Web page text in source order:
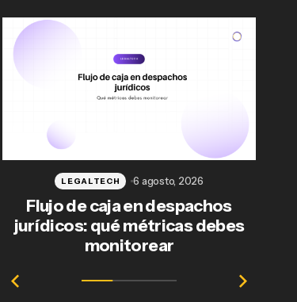
Flujo de caja en despachos
jurídicos: qué métricas debes
monitorear
LEGALTECH 6 agosto, 2026